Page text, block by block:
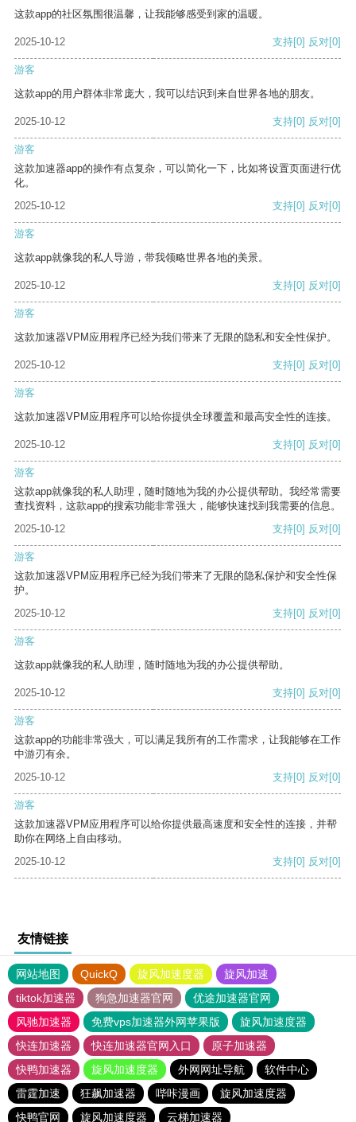
这款app的社区氛围很温馨，让我能够感受到家的温暖。
2025-10-12 支持[0] 反对[0]
游客
这款app的用户群体非常庞大，我可以结识到来自世界各地的朋友。
2025-10-12 支持[0] 反对[0]
游客
这款加速器app的操作有点复杂，可以简化一下，比如将设置页面进行优
化。
2025-10-12
支持[0] 反对[0]
游客
这款app就像我的私人导游，带我领略世界各地的美景。
2025-10-12 支持[0] 反对[0]
游客
这款加速器VPM应用程序已经为我们带来了无限的隐私和安全性保护。
2025-10-12 支持[0] 反对[0]
游客
这款加速器VPM应用程序可以给你提供全球覆盖和最高安全性的连接。
2025-10-12 支持[0] 反对[0]
游客
这款app就像我的私人助理，随时随地为我的办公提供帮助。我经常需要
查找资料，这款app的搜索功能非常强大，能够快速找到我需要的信息。
2025-10-12
支持[0] 反对[0]
游客
这款加速器VPM应用程序已经为我们带来了无限的隐私保护和安全性保
护。
2025-10-12
支持[0] 反对[0]
游客
这款app就像我的私人助理，随时随地为我的办公提供帮助。
2025-10-12 支持[0] 反对[0]
游客
这款app的功能非常强大，可以满足我所有的工作需求，让我能够在工作
中游刃有余。
2025-10-12
支持[0] 反对[0]
游客
这款加速器VPM应用程序可以给你提供最高速度和安全性的连接，并帮
助你在网络上自由移动。
2025-10-12
支持[0] 反对[0]
友情链接
网站地图 QuickQ 旋风加速度器
旋风加速
tiktok加速器
狗急加速器官网
优途加速器官网
风驰加速器
免费vps加速器外网苹果版
旋风加速度器
快连加速器
快连加速器官网入口
原子加速器
快鸭加速器
旋风加速度器 外网网址导航
软件中心
雷霆加速
狂飙加速器 哔咔漫画
旋风加速度器
快鸭官网
旋风加速度器 云梯加速器